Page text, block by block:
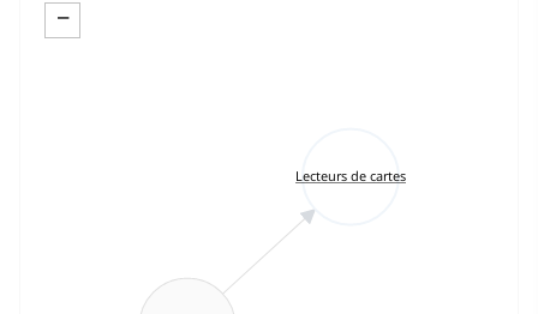
−
Lecteurs de cartes